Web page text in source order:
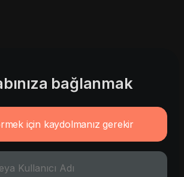
bağlanmak
için kaydolmanız gerekir